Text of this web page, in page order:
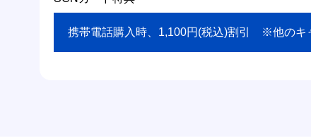
携帯電話購入時、1,100円(税込)割引　※他のキ